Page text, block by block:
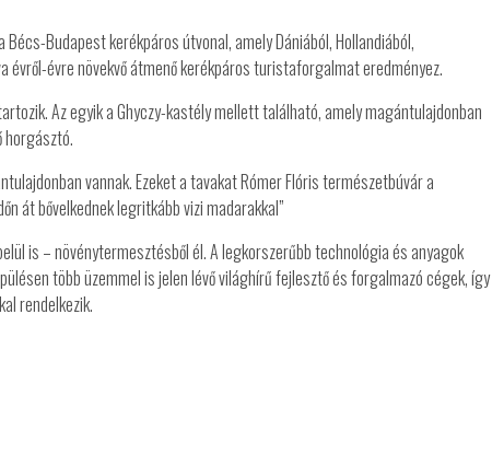
Budapest kerékpáros útvonal, amely Dániából, Hollandiából,
évre növekvő átmenő kerékpáros turistaforgalmat eredményez.
Az egyik a Ghyczy-kastély mellett található, amely magántulajdonban
horgásztó.
vannak. Ezeket a tavakat Rómer Flóris természetbúvár a
át bővelkednek legritkább vizi madarakkal”
is – növénytermesztésből él. A legkorszerűbb technológia és anyagok
több üzemmel is jelen lévő világhírű fejlesztő és forgalmazó cégek, így
rendelkezik.